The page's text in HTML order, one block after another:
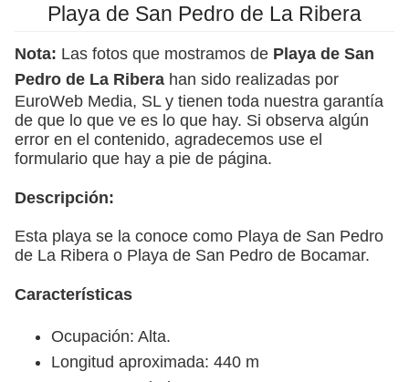
Playa de San Pedro de La Ribera
Nota: Las fotos que mostramos de Playa de San
Pedro de La Ribera han sido realizadas por
EuroWeb Media, SL y tienen toda nuestra garantía
de que lo que ve es lo que hay. Si observa algún
error en el contenido, agradecemos use el
formulario que hay a pie de página.
Descripción:
Esta playa se la conoce como Playa de San Pedro
de La Ribera o Playa de San Pedro de Bocamar.
Características
Ocupación: Alta.
Longitud aproximada: 440 m